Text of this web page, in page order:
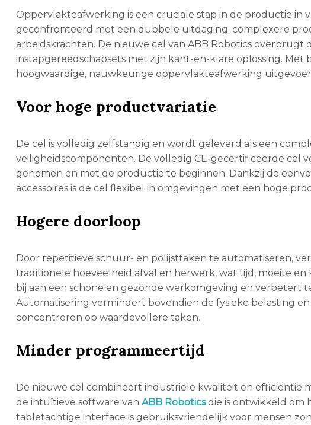
Oppervlakteafwerking is een cruciale stap in de productie in
geconfronteerd met een dubbele uitdaging: complexere
arbeidskrachten. De nieuwe cel van ABB Robotics
instapgereedschapsets met zijn kant-en-klare oplossing.
hoogwaardige, nauwkeurige oppervlakteafwerking
Voor hoge productvariatie
De cel is volledig zelfstandig en wordt geleverd als een
veiligheidscomponenten. De volledig CE-gecertificeerde cel
genomen en met de productie te beginnen. Dankzij de
accessoires is de cel flexibel in omgevingen met een hoge
Hogere doorloop
Door repetitieve schuur- en polijsttaken te automatiseren,
traditionele hoeveelheid afval en herwerk, wat tijd, moeite
bij aan een schone en gezonde werkomgeving en
Automatisering vermindert bovendien de fysieke belasting
concentreren op waardevollere taken.
Minder programmeertijd
De nieuwe cel combineert industriele kwaliteit en efficiëntie
de intuïtieve software van ABB Roboticsdie is ontwikkeld om
tabletachtige interface is gebruiksvriendelijk voor mensen